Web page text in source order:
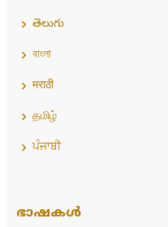
తెలుగు
বাংলা
मराठी
தமிழ்
ਪੰਜਾਬੀ
ഭാഷകൾ